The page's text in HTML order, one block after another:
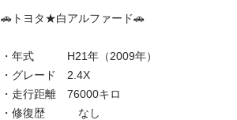
🚗トヨタ★白アルファード🚗
・年式　　　H21年（2009年）
・グレード　2.4X
・走行距離　76000キロ
・修復歴　　　なし